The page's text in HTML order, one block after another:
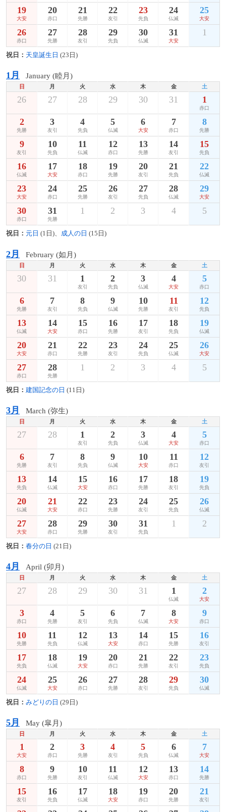
19
大安
20
赤口
21
先勝
22
友引
23
先負
24
仏滅
25
大安
26
赤口
27
先勝
28
友引
29
先負
30
仏滅
31
大安
1
祝日： 天皇誕生日 (23日)
1月 January (睦月)
日 月 火 水 木 金 土
26 27 28 29 30 31 1
赤口
2
先勝
3
友引
4
先負
5
仏滅
6
大安
7
赤口
8
先勝
9
友引
10
先負
11
仏滅
12
赤口
13
先勝
14
友引
15
先負
16
仏滅
17
大安
18
赤口
19
先勝
20
友引
21
先負
22
仏滅
23
大安
24
赤口
25
先勝
26
友引
27
先負
28
仏滅
29
大安
30
赤口
31
先勝
1 2 3 4 5
祝日： 元日 (1日)、 成人の日 (15日)
2月 February (如月)
日 月 火 水 木 金 土
30 31 1
友引
2
先負
3
仏滅
4
大安
5
赤口
6
先勝
7
友引
8
先負
9
仏滅
10
先勝
11
友引
12
先負
13
仏滅
14
大安
15
赤口
16
先勝
17
友引
18
先負
19
仏滅
20
大安
21
赤口
22
先勝
23
友引
24
先負
25
仏滅
26
大安
27
赤口
28
先勝
1 2 3 4 5
祝日： 建国記念の日 (11日)
3月 March (弥生)
日 月 火 水 木 金 土
27 28 1
友引
2
先負
3
仏滅
4
大安
5
赤口
6
先勝
7
友引
8
先負
9
仏滅
10
大安
11
赤口
12
友引
13
先負
14
仏滅
15
大安
16
赤口
17
先勝
18
友引
19
先負
20
仏滅
21
大安
22
赤口
23
先勝
24
友引
25
先負
26
仏滅
27
大安
28
赤口
29
先勝
30
友引
31
先負
1 2
祝日： 春分の日 (21日)
4月 April (卯月)
日 月 火 水 木 金 土
27 28 29 30 31 1
仏滅
2
大安
3
赤口
4
先勝
5
友引
6
先負
7
仏滅
8
大安
9
赤口
10
先勝
11
先負
12
仏滅
13
大安
14
赤口
15
先勝
16
友引
17
先負
18
仏滅
19
大安
20
赤口
21
先勝
22
友引
23
先負
24
仏滅
25
大安
26
赤口
27
先勝
28
友引
29
先負
30
仏滅
祝日： みどりの日 (29日)
5月 May (皐月)
日 月 火 水 木 金 土
1
大安
2
赤口
3
先勝
4
友引
5
先負
6
仏滅
7
大安
8
赤口
9
先勝
10
友引
11
仏滅
12
大安
13
赤口
14
先勝
15
友引
16
先負
17
仏滅
18
大安
19
赤口
20
先勝
21
友引